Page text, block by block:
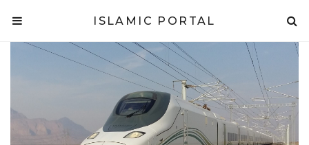
ISLAMIC PORTAL